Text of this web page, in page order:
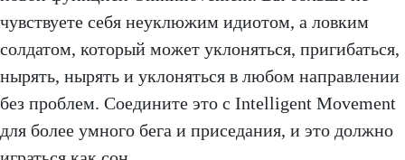
чувствуете себя неуклюжим идиотом, а ловким
солдатом, который может уклоняться, пригибаться,
нырять, нырять и уклоняться в любом направлении
без проблем. Соедините это с Intelligent Movement
для более умного бега и приседания, и это должно